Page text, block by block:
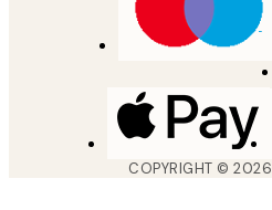
COPYRIGHT ©2026